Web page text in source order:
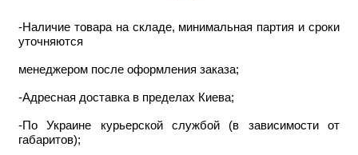
-Наличие товара на складе, минимальная партия и сроки
уточняются
менеджером после оформления заказа;
-Адресная доставка в пределах Киева;
-По Украине курьерской службой (в зависимости от
габаритов);